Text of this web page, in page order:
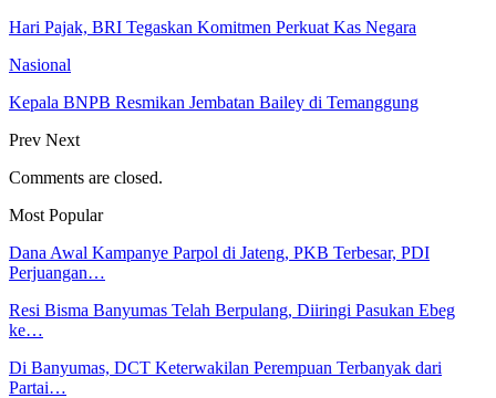
Hari Pajak, BRI Tegaskan Komitmen Perkuat Kas Negara
Nasional
Kepala BNPB Resmikan Jembatan Bailey di Temanggung
Prev Next
Comments are closed.
Most Popular
Dana Awal Kampanye Parpol di Jateng, PKB Terbesar, PDI
Perjuangan…
Resi Bisma Banyumas Telah Berpulang, Diiringi Pasukan Ebeg
ke…
Di Banyumas, DCT Keterwakilan Perempuan Terbanyak dari
Partai…